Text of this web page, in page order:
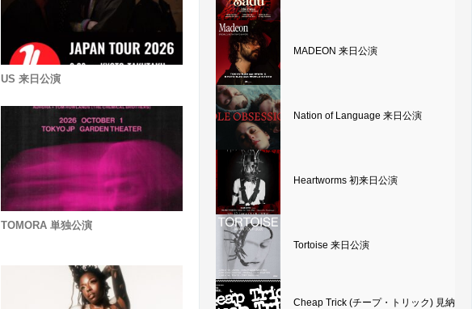
US 来日公演
TOMORA 単独公演
MADEON 来日公演
Nation of Language 来日公演
Heartworms 初来日公演
Tortoise 来日公演
Cheap Trick (チープ・トリック) 見納